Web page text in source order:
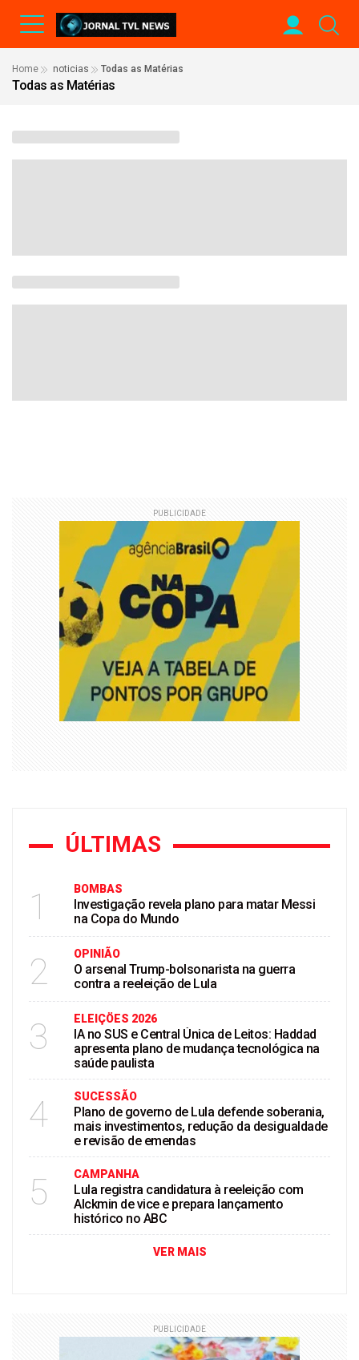
Home noticias Todas as Matérias
Todas as Matérias
PUBLICIDADE
ÚLTIMAS
1 BOMBAS
Investigação revela plano para matar Messi
na Copa do Mundo
2 OPINIÃO
O arsenal Trump-bolsonarista na guerra
contra a reeleição de Lula
3 ELEIÇÖES 2026
IA no SUS e Central Única de Leitos: Haddad
apresenta plano de mudança tecnológica na
saúde paulista
4 SUCESSÃO
Plano de governo de Lula defende soberania,
mais investimentos, redução da desigualdade
e revisão de emendas
5 CAMPANHA
Lula registra candidatura à reeleição com
Alckmin de vice e prepara lançamento
histórico no ABC
VER MAIS
PUBLICIDADE